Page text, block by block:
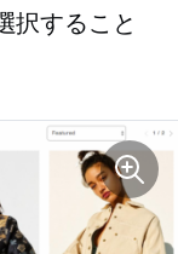
択すること